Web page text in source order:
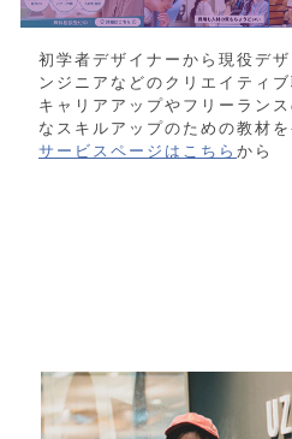
初学者デザイナーから現役デ
ンジニアなどのクリエイティ
キャリアアップやフリーラン
なスキルアップのための教材を
サービスページはこちら から